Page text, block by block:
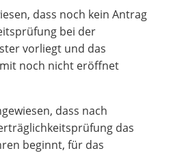
dass noch kein Antrag
bei der
vorliegt und das
noch nicht eröffnet
dass nach
das
beginnt, für das